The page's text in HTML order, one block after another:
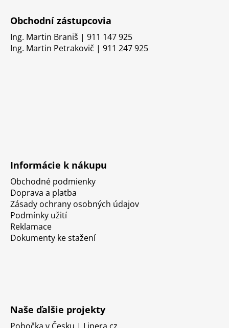
Obchodní zástupcovia
Ing. Martin Braniš | 911 147 925
Ing. Martin Petrakovič | 911 247 925
Informácie k nákupu
Obchodné podmienky
Doprava a platba
Zásady ochrany osobných údajov
Podmínky užití
Reklamace
Dokumenty ke stažení
Naše ďalšie projekty
Pobočka v Česku | Lipera.cz